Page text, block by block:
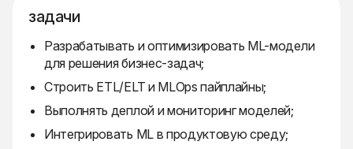
задачи
Разрабатывать и оптимизировать ML-модели
для решения бизнес-задач;
Строить ETL/ELT и MLOps пайплайны;
Выполнять деплой и мониторинг моделей;
Интегрировать ML в продуктовую среду;